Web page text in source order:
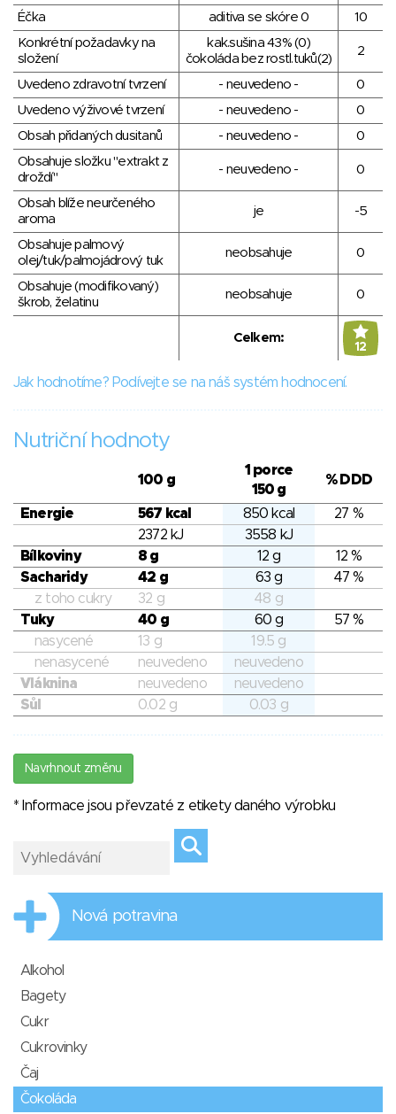
Éčka aditiva se skóre 0
10
Konkrétní požadavky na
složení
kak.sušina 43% (0)
čokoláda bez rostl.tuků(2)
2
Uvedeno zdravotní tvrzení - neuvedeno -
0
Uvedeno výživové tvrzení
- neuvedeno -
0
Obsah přidaných dusitanů
- neuvedeno -
0
Obsahuje složku "extrakt z
droždí"
- neuvedeno - 0
Obsah blíže neurčeného
aroma
je -5
Obsahuje palmový
olej/tuk/palmojádrový tuk
neobsahuje 0
Obsahuje (modifikovaný)
škrob, želatinu
neobsahuje 0
Celkem:
12
Jak hodnotíme? Podívejte se na náš systém hodnocení.
Nutriční hodnoty
100 g
1 porce
150 g
% DDD
Energie 567 kcal 850 kcal
27 %
2372 kJ
3558 kJ
Bílkoviny
8 g 12 g
12 %
Sacharidy
42 g 63 g
47 %
z toho cukry
32 g
48 g
Tuky
40 g 60 g
57 %
nasycené
13 g
19.5 g
nenasycené
neuvedeno
neuvedeno
Vláknina
neuvedeno
neuvedeno
Sůl
0.02 g 0.03 g
Navrhnout změnu
* Informace jsou převzaté z etikety daného výrobku
Nová potravina
Alkohol
Bagety
Cukr
Cukrovinky
Čaj
Čokoláda